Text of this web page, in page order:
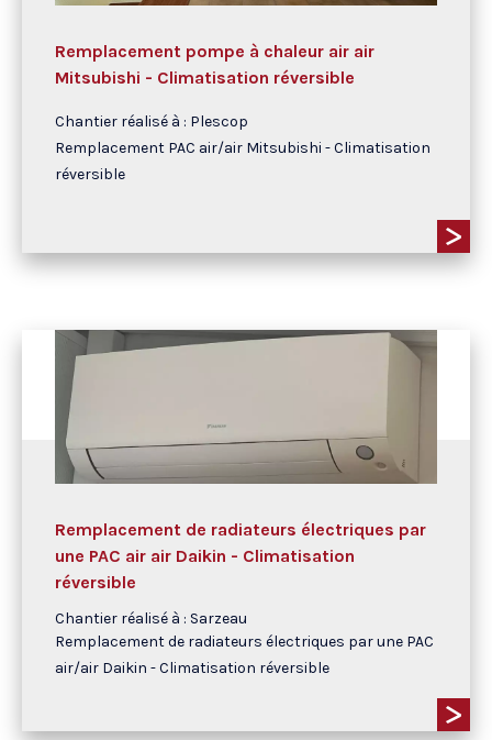
Remplacement pompe à chaleur air air
Mitsubishi - Climatisation réversible
Chantier réalisé à : Plescop
Remplacement PAC air/air Mitsubishi - Climatisation
réversible
Remplacement de radiateurs électriques par
une PAC air air Daikin - Climatisation
réversible
Chantier réalisé à : Sarzeau
Remplacement de radiateurs électriques par une PAC
air/air Daikin - Climatisation réversible